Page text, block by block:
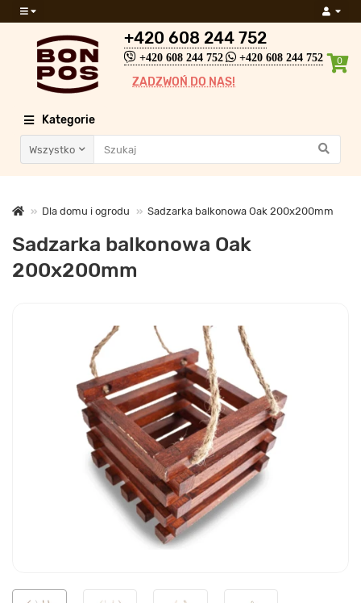
+420 608 244 752
+420 608 244 752 +420 608 244 752
ZADZWOŃ DO NAS!
0
Kategorie
Wszystko
Dla domu i ogrodu Sadzarka balkonowa Oak 200x200mm
Sadzarka balkonowa Oak
200x200mm